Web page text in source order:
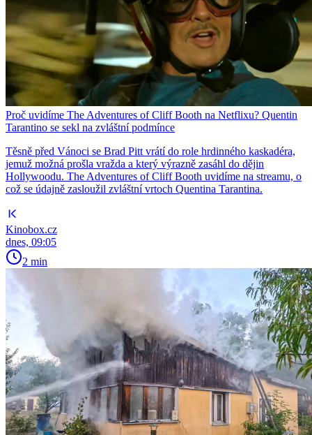
Proč uvidíme The Adventures of Cliff Booth na Netflixu? Quentin
Tarantino se sekl na zvláštní podmínce
Těsně před Vánoci se Brad Pitt vrátí do role hrdinného kaskadéra,
jemuž možná prošla vražda a který výrazně zasáhl do dějin
Hollywoodu. The Adventures of Cliff Booth uvidíme na streamu, o
což se údajně zasloužil zvláštní vrtoch Quentina Tarantina.
Kinobox.cz
dnes, 09:05
2 min